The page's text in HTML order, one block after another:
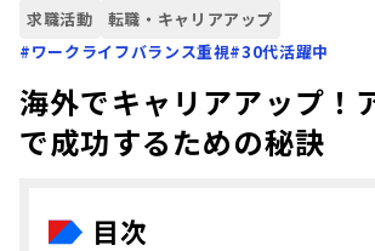
求職活動
転職・キャリアアップ
#ワークライフバランス重視#30代活躍中
海外でキャリアアップ！
で成功するための秘訣
目次